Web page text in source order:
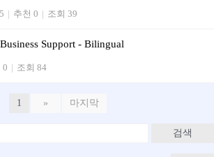
| 추천 0 | 조회 39
Support - Bilingual
0 | 조회 84
1 » 마지막
검색